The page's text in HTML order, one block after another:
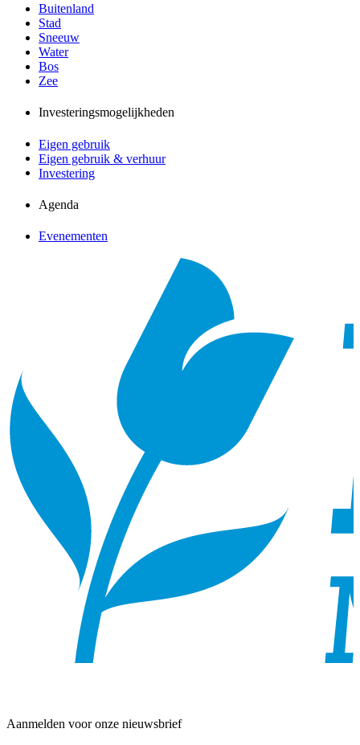
Buitenland
Stad
Sneeuw
Water
Bos
Zee
Investeringsmogelijkheden
Eigen gebruik
Eigen gebruik & verhuur
Investering
Agenda
Evenementen
Aanmelden voor onze nieuwsbrief